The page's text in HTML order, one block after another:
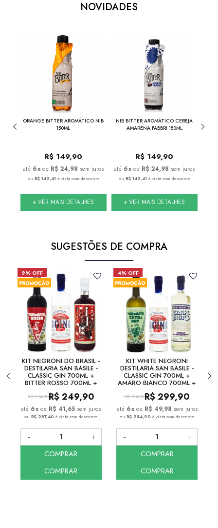
NOVIDADES
ORANGE BITTER AROMÁTICO NIB
150ML
R$ 149,90
6x de R$ 24,98 sem juros
ou R$ 142,41 à vista com desconto
+ VER MAIS DETALHES
NIB BITTER AROMÁTICO CEREJA
AMARENA FABBRI 150ML
R$ 149,90
6x de R$ 24,98 sem juros
ou R$ 142,41 à vista com desconto
+ VER MAIS DETALHES
SUGESTÕES DE COMPRA
9% OFF
KIT NEGRONI DO BRASIL -
DESTILARIA SAN BASILE -
CLASSIC GIN 700ML +
BITTER ROSSO 700ML +
VERMUTE ROSSO 750ML
R$ 274,80R$ 249,90
6x de R$ 41,65 sem juros
ouR$ 237,40à vista com desconto
COMPRAR
COMPRAR
4% OFF
KIT WHITE NEGRONI
DESTILARIA SAN BASILE -
CLASSIC GIN 700ML +
AMARO BIANCO 700ML +
VERMUTE EXTRA DRY 750ML
R$ 314,80R$ 299,90
6x de R$ 49,98 sem juros
ouR$ 284,90à vista com desconto
COMPRAR
COMPRAR